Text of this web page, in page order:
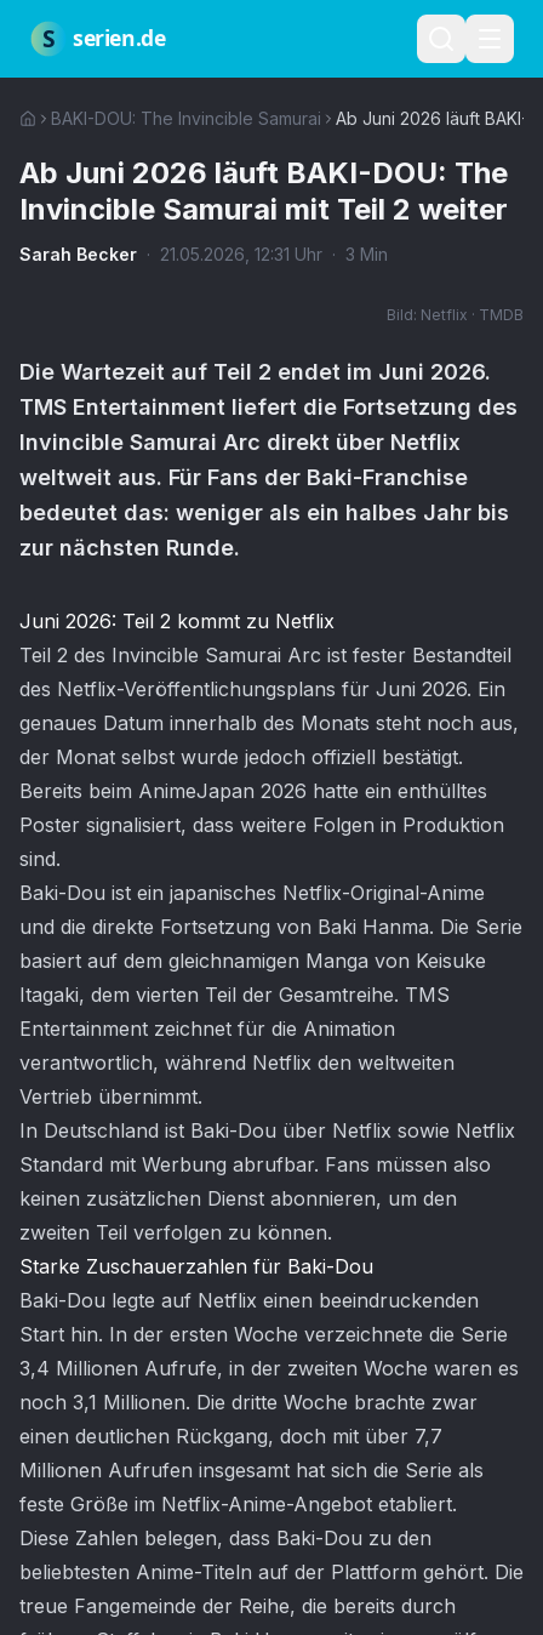
S serien.de
BAKI-DOU: The Invincible Samurai Ab Juni 2026 läuft BAKI-
Ab Juni 2026 läuft BAKI-DOU: The
Invincible Samurai mit Teil 2 weiter
Sarah Becker · 21.05.2026 12:31 Uhr · 3 Min
Bild: Netflix · TMDB
Die Wartezeit auf Teil 2 endet im Juni 2026.
TMS Entertainment liefert die Fortsetzung des
Invincible Samurai Arc direkt über Netflix
weltweit aus. Für Fans der Baki-Franchise
bedeutet das: weniger als ein halbes Jahr bis
zur nächsten Runde.
Artikel-Inhalt
Juni 2026: Teil 2 kommt zu Netflix
Teil 2 des Invincible Samurai Arc ist fester Bestandteil
des Netflix-Veröffentlichungsplans für Juni 2026. Ein
genaues Datum innerhalb des Monats steht noch aus,
der Monat selbst wurde jedoch offiziell bestätigt.
Bereits beim AnimeJapan 2026 hatte ein enthülltes
Poster signalisiert, dass weitere Folgen in Produktion
sind.
Baki-Dou ist ein japanisches Netflix-Original-Anime
und die direkte Fortsetzung von Baki Hanma. Die Serie
basiert auf dem gleichnamigen Manga von Keisuke
Itagaki, dem vierten Teil der Gesamtreihe. TMS
Entertainment zeichnet für die Animation
verantwortlich, während Netflix den weltweiten
Vertrieb übernimmt.
In Deutschland ist Baki-Dou über Netflix sowie Netflix
Standard mit Werbung abrufbar. Fans müssen also
keinen zusätzlichen Dienst abonnieren, um den
zweiten Teil verfolgen zu können.
Starke Zuschauerzahlen für Baki-Dou
Baki-Dou legte auf Netflix einen beeindruckenden
Start hin. In der ersten Woche verzeichnete die Serie
3,4 Millionen Aufrufe, in der zweiten Woche waren es
noch 3,1 Millionen. Die dritte Woche brachte zwar
einen deutlichen Rückgang, doch mit über 7,7
Millionen Aufrufen insgesamt hat sich die Serie als
feste Größe im Netflix-Anime-Angebot etabliert.
Diese Zahlen belegen, dass Baki-Dou zu den
beliebtesten Anime-Titeln auf der Plattform gehört. Die
treue Fangemeinde der Reihe, die bereits durch
Nutzungsbedingungen